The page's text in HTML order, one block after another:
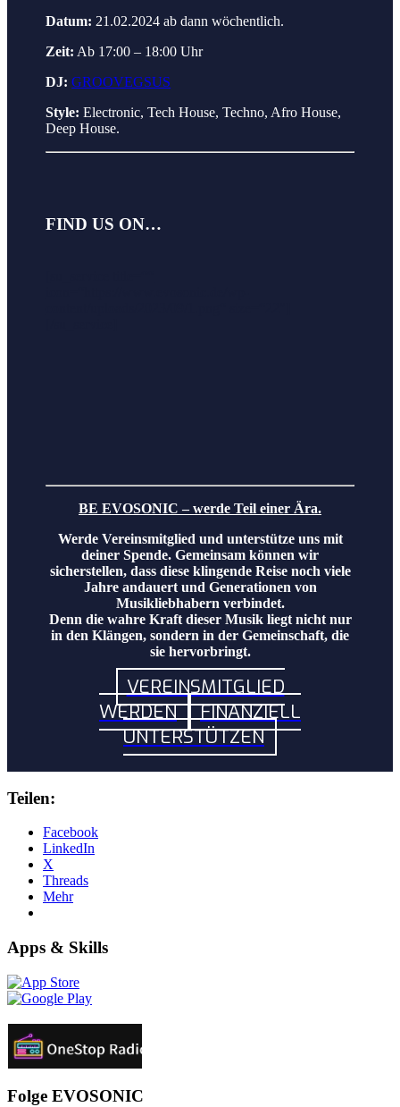
Datum: 21.02.2024 ab dann wöchentlich.
Zeit: Ab 17:00 – 18:00 Uhr
DJ: GROOVEGSUS
Style: Electronic, Tech House, Techno, Afro House,
Deep House.
FIND US ON…
BE EVOSONIC – werde Teil einer Ära.
Werde Vereinsmitglied und unterstütze uns mit
deiner Spende. Gemeinsam können wir
sicherstellen, dass diese klingende Reise noch viele
Jahre andauert und Generationen von
Musikliebhabern verbindet.
Denn die wahre Kraft dieser Musik liegt nicht nur
in den Klängen, sondern in der Gemeinschaft, die
sie hervorbringt.
VEREINSMITGLIED
WERDEN
FINANZIELL
UNTERSTÜTZEN
Teilen:
Facebook
LinkedIn
X
Threads
Mehr
Apps & Skills
Folge EVOSONIC